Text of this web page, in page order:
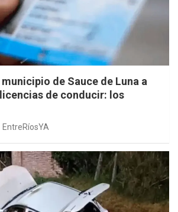
de Sauce de Luna a
de conducir: los
EntreRíosYA